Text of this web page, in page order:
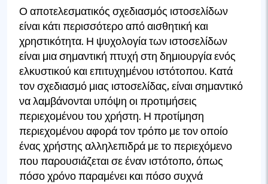
Ο αποτελεσματικός σχεδιασμός ιστοσελίδων
είναι κάτι περισσότερο από αισθητική και
χρηστικότητα. Η ψυχολογία των ιστοσελίδων
είναι μια σημαντική πτυχή στη δημιουργία ενός
ελκυστικού και επιτυχημένου ιστότοπου. Κατά
τον σχεδιασμό μιας ιστοσελίδας, είναι σημαντικό
να λαμβάνονται υπόψη οι προτιμήσεις
περιεχομένου του χρήστη. Η προτίμηση
περιεχομένου αφορά τον τρόπο με τον οποίο
ένας χρήστης αλληλεπιδρά με το περιεχόμενο
που παρουσιάζεται σε έναν ιστότοπο, όπως
πόσο χρόνο παραμένει και πόσο συχνά